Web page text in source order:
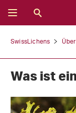
SwissLichens
Was ist